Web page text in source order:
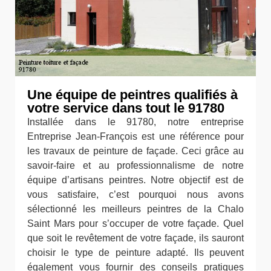
Une équipe de peintres qualifiés à
votre service dans tout le 91780
Installée dans le 91780, notre entreprise
Entreprise Jean-François est une référence pour
les travaux de peinture de façade. Ceci grâce au
savoir-faire et au professionnalisme de notre
équipe d’artisans peintres. Notre objectif est de
vous satisfaire, c’est pourquoi nous avons
sélectionné les meilleurs peintres de la Chalo
Saint Mars pour s’occuper de votre façade. Quel
que soit le revêtement de votre façade, ils sauront
choisir le type de peinture adapté. Ils peuvent
également vous fournir des conseils pratiques